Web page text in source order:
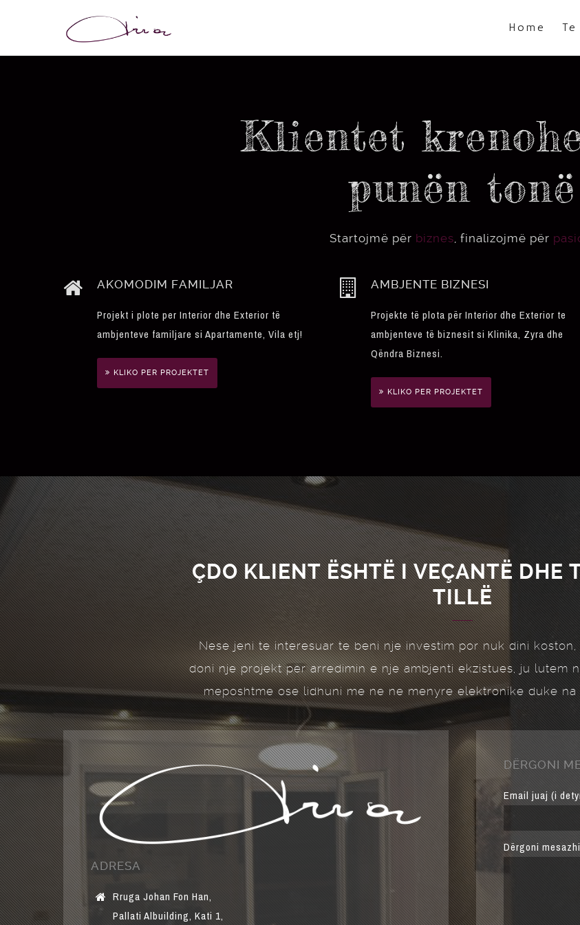
Home
Klientet
punën tonë
Startojmë për biznes, finalizojmë për
AKOMODIM FAMILJAR
Projekt i plote per Interior dhe Exterior të
ambjenteve familjare si Apartamente, Vila etj!
KLIKO PER PROJEKTET
AMBJENTE BIZNESI
Projekte të plota për Interior dhe Exterior te
ambjenteve të biznesit si Klinika, Zyra dhe
Qëndra Biznesi.
KLIKO PER PROJEKTET
ÇDO KLIENT ËSHTË I VEÇANTË DHE
TILLË
Nese jeni te interesuar te beni nje investim por nuk dini
doni nje projekt per arredimin e nje ambjenti ekzistues, ju lutem
meposhtme ose lidhuni me ne ne menyre elektronike duke
ADRESA
Rruga Johan Fon Han,
Pallati Albuilding, Kati 1,
DËRGONI
Email juaj (i
Dërgoni